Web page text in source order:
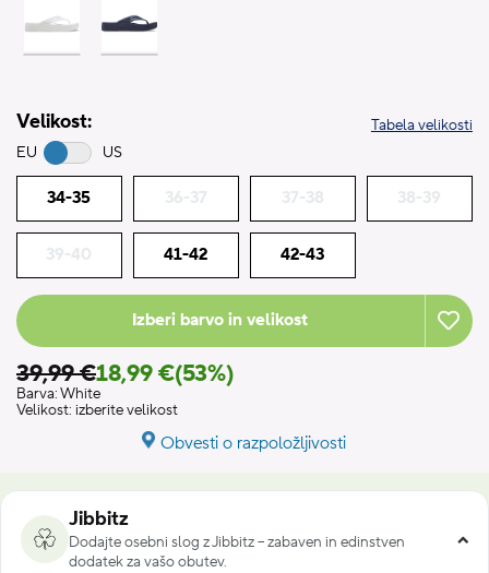
Velikost:
EU US
Tabela velikosti
34-35 36-37 37-38 38-39
39-40 41-42 42-43
Izberi barvo in velikost
39,99 €18,99 €(53%)
Barva:White
Velikost: izberite velikost
Obvesti o razpoložljivosti
Jibbitz
Dodajte osebni slog z Jibbitz – zabaven in edinstven
dodatek za vašo obutev.